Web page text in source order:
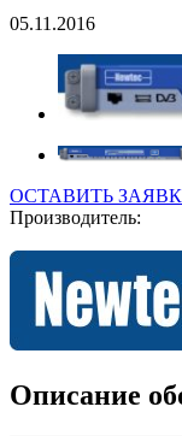
05.11.2016
ОСТАВИТЬ
Производитель:
Описание